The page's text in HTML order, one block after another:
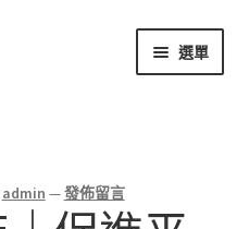
選單
admin —發佈留言